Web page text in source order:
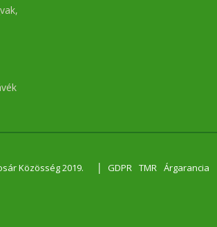
Közösség 2019. | GDPR TMR Árgarancia